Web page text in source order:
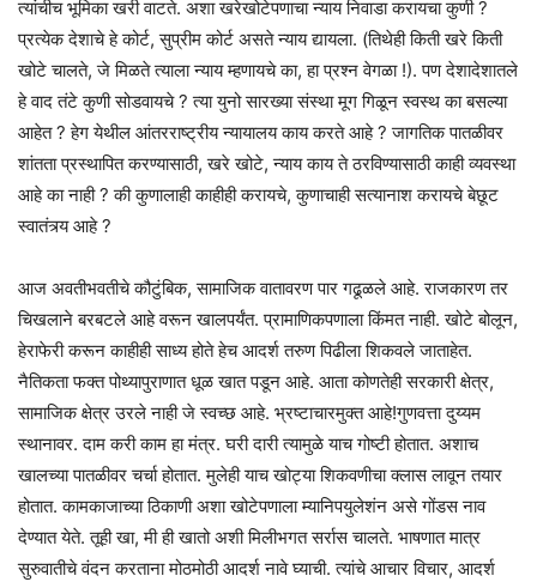
त्यांचीच भूमिका खरी वाटते. अशा खरेखोटेपणाचा न्याय निवाडा करायचा कुणी ?
प्रत्येक देशाचे हे कोर्ट, सुप्रीम कोर्ट असते न्याय द्यायला. (तिथेही किती खरे किती
खोटे चालते, जे मिळते त्याला न्याय म्हणायचे का, हा प्रश्न वेगळा !). पण देशादेशातले
हे वाद तंटे कुणी सोडवायचे ? त्या युनो सारख्या संस्था मूग गिळून स्वस्थ का बसल्या
आहेत ? हेग येथील आंतरराष्ट्रीय न्यायालय काय करते आहे ? जागतिक पातळीवर
शांतता प्रस्थापित करण्यासाठी, खरे खोटे, न्याय काय ते ठरविण्यासाठी काही व्यवस्था
आहे का नाही ? की कुणालाही काहीही करायचे, कुणाचाही सत्यानाश करायचे बेछूट
स्वातंत्र्य आहे ?
आज अवतीभवतीचे कौटुंबिक, सामाजिक वातावरण पार गढूळले आहे. राजकारण तर
चिखलाने बरबटले आहे वरून खालपर्यंत. प्रामाणिकपणाला किंमत नाही. खोटे बोलून,
हेराफेरी करून काहीही साध्य होते हेच आदर्श तरुण पिढीला शिकवले जाताहेत.
नैतिकता फक्त पोथ्यापुराणात धूळ खात पडून आहे. आता कोणतेही सरकारी क्षेत्र,
सामाजिक क्षेत्र उरले नाही जे स्वच्छ आहे. भ्रष्टाचारमुक्त आहे!गुणवत्ता दुय्यम
स्थानावर. दाम करी काम हा मंत्र. घरी दारी त्यामुळे याच गोष्टी होतात. अशाच
खालच्या पातळीवर चर्चा होतात. मुलेही याच खोट्या शिकवणीचा क्लास लावून तयार
होतात. कामकाजाच्या ठिकाणी अशा खोटेपणाला म्यानिपयुलेशंन असे गोंडस नाव
देण्यात येते. तूही खा, मी ही खातो अशी मिलीभगत सर्रास चालते. भाषणात मात्र
सुरुवातीचे वंदन करताना मोठमोठी आदर्श नावे घ्याची. त्यांचे आचार विचार, आदर्श